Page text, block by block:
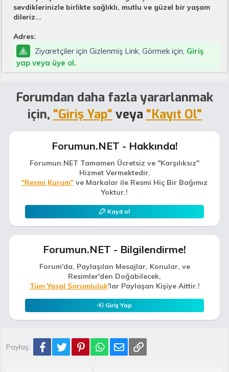
sevdiklerinizle birlikte sağlıklı, mutlu ve güzel bir yaşam
dileriz...
Adres:
Ziyaretçiler için Gizlenmiş Link, Görmek için, Giriş
yap veya üye ol.
Forumdan daha fazla yararlanmak
için, "Giriş Yap" veya "Kayıt Ol"
Forumun.NET - Hakkında!
Forumun.NET Tamamen Ücretsiz ve "Karşılıksız"
Hizmet Vermektedir.
"Resmi Kurum" ve Markalar ile Resmi Hiç Bir Bağımız
Yoktur.!
Kayıt ol
Forumun.NET - Bilgilendirme!
Forum'da, Paylaşılan Mesajlar, Konular, ve
Resimler'den Doğabilecek,
Tüm Yasal Sorumluluk'lar Paylaşan Kişiye Aittir.!
Giriş Yap
Paylaş: Facebook
Twitter PinterestWhatsApp
E-posta